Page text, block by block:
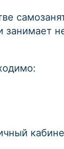
занимает